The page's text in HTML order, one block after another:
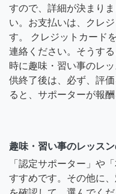
すので、詳細が決まり
い。お支払いは、クレ
す。 クレジットカード
連絡ください。そうす
時に趣味・習い事のレ
供終了後は、必ず、評
ると、サポーターが報
趣味・習い事のレッス
「認定サポーター」や
すすめです。その他に